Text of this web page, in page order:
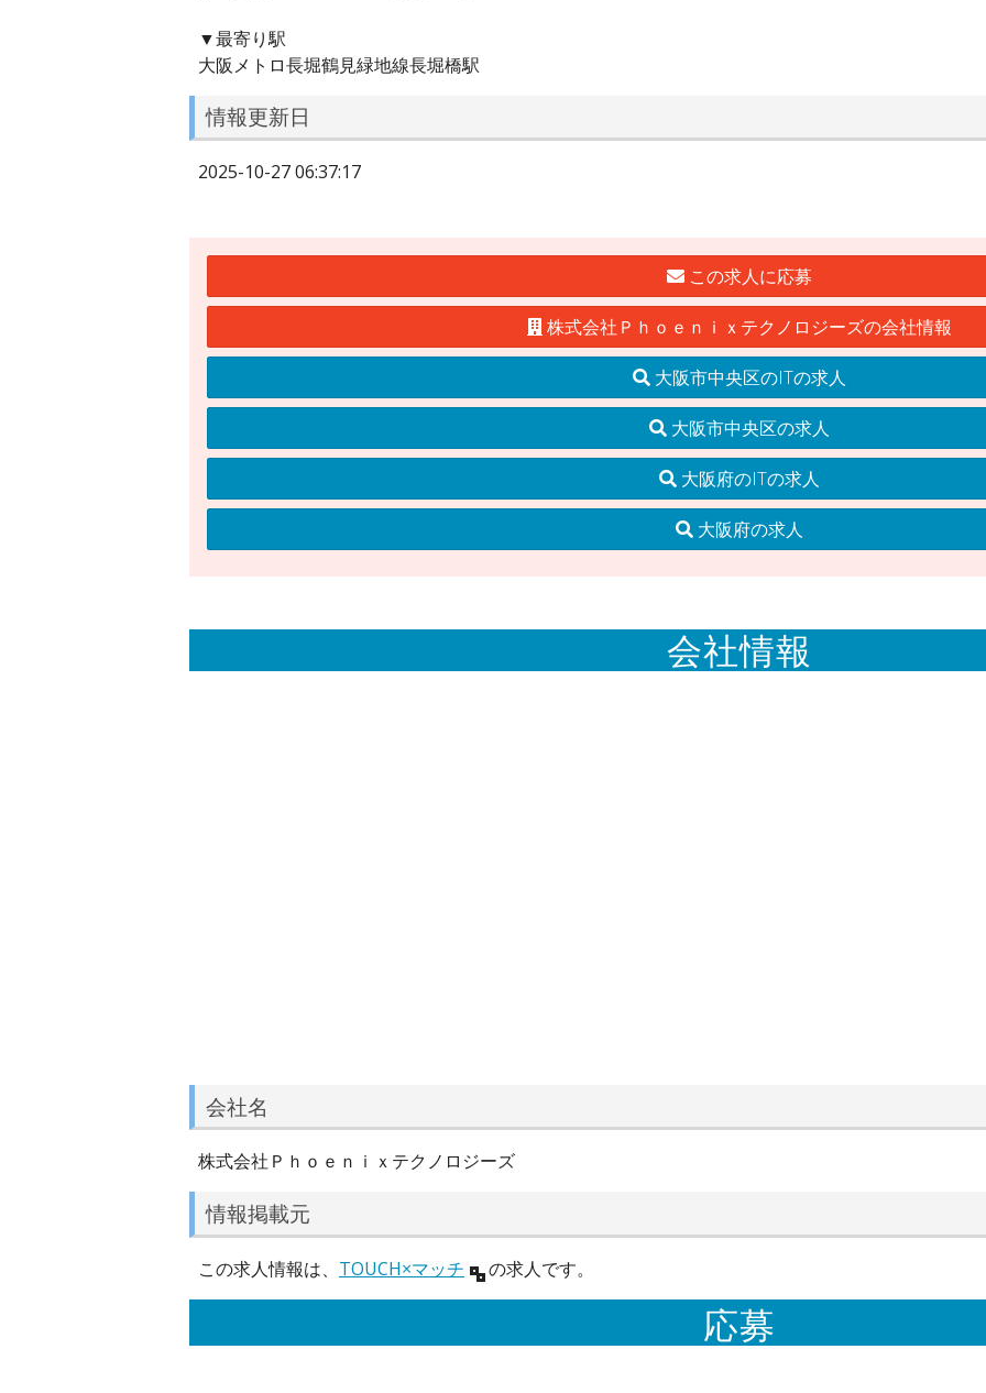
▼最寄り駅
大阪メトロ長堀鶴見緑地線長堀橋駅
情報更新日
2025-10-27 06:37:17
この求人に応募
株式会社Ｐｈｏｅｎｉｘテクノロジーズの会社情報
大阪市中央区のITの求人
大阪市中央区の求人
大阪府のITの求人
大阪府の求人
会社情報
会社名
株式会社Ｐｈｏｅｎｉｘテクノロジーズ
情報掲載元
この求人情報は、 TOUCH×マッチ の求人です。
応募